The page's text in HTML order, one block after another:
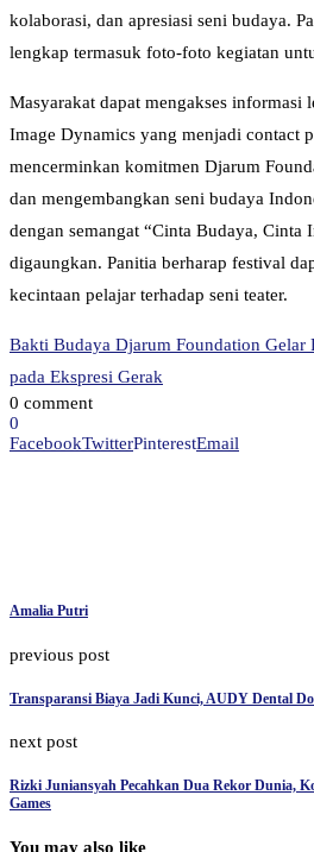
kolaborasi, dan apresiasi seni budaya.
lengkap termasuk foto-foto kegiatan
Masyarakat dapat mengakses
Image Dynamics yang menjadi contact
mencerminkan komitmen Djarum
dan mengembangkan seni budaya
dengan semangat “Cinta Budaya, Cinta
digaungkan. Panitia berharap festival
kecintaan pelajar terhadap seni teater.
Bakti Budaya Djarum Foundation Gelar
pada Ekspresi Gerak
0 comment
0
FacebookTwitterPinterestEmail
Amalia Putri
previous post
Transparansi Biaya Jadi Kunci, AUDY Dental
next post
Rizki Juniansyah Pecahkan Dua Rekor Dunia,
Games
You may also like